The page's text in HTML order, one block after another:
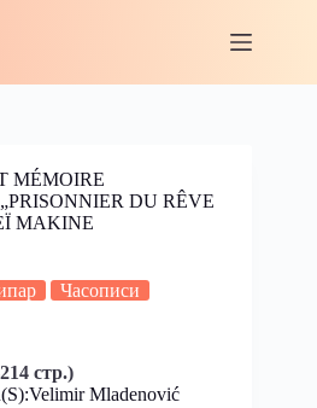
MÉMOIRE
DU RÊVE
MAKINE
Часописи
стр.)
Mladenović